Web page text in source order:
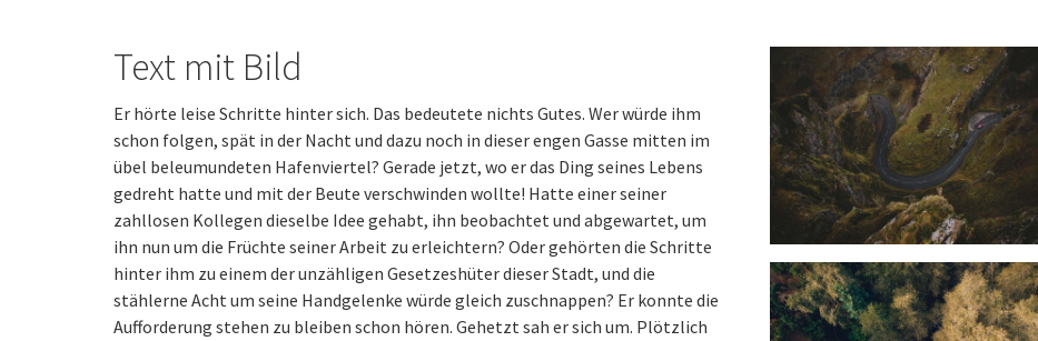
Text mit Bild
Er hörte leise Schritte hinter sich. Das bedeutete nichts Gutes. Wer würde ihm
schon folgen, spät in der Nacht und dazu noch in dieser engen Gasse mitten im
übel beleumundeten Hafenviertel? Gerade jetzt, wo er das Ding seines Lebens
gedreht hatte und mit der Beute verschwinden wollte! Hatte einer seiner
zahllosen Kollegen dieselbe Idee gehabt, ihn beobachtet und abgewartet, um
ihn nun um die Früchte seiner Arbeit zu erleichtern? Oder gehörten die Schritte
hinter ihm zu einem der unzähligen Gesetzeshüter dieser Stadt, und die
stählerne Acht um seine Handgelenke würde gleich zuschnappen? Er konnte die
Aufforderung stehen zu bleiben schon hören. Gehetzt sah er sich um. Plötzlich